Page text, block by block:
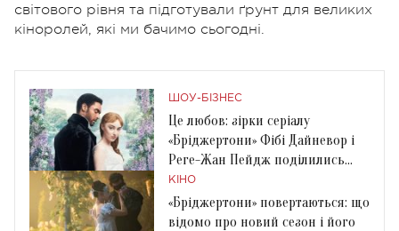
світового рівня та підготували ґрунт для великих
кіноролей, які ми бачимо сьогодні.
ШОУ-БІЗНЕС
Це любов: зірки серіалу
«Бріджертони» Фібі Дайневор і
Реге-Жан Пейдж поділились
рідкісним фото
КІНО
«Бріджертони» повертаються: що
відомо про новий сезон і його